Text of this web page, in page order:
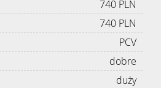
740 PLN
740 PLN
PCV
dobre
duży